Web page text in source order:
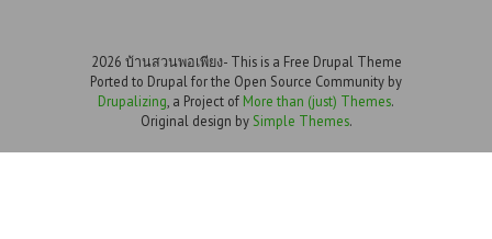
2026 บ้านสวนพอเพียง- This is a Free Drupal Theme
Ported to Drupal for the Open Source Community by
Drupalizing , a Project of More than (just) Themes.
Original design by Simple Themes.